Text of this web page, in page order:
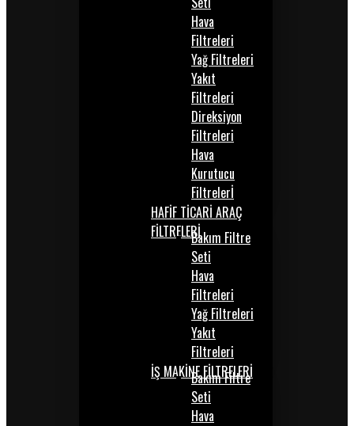
Hava
Filtreleri
Yağ Filtreleri
Yakıt
Filtreleri
Direksiyon
Filtreleri
Hava
Kurutucu
Filtrelerİ
HAFİF TİCARİ ARAÇ
FİLTRELERİBakım Filtre
Seti
Hava
Filtreleri
Yağ Filtreleri
Yakıt
Filtreleri
İŞ MAKİNE FİLTRELERİ
Bakım Filtre
Seti
Hava